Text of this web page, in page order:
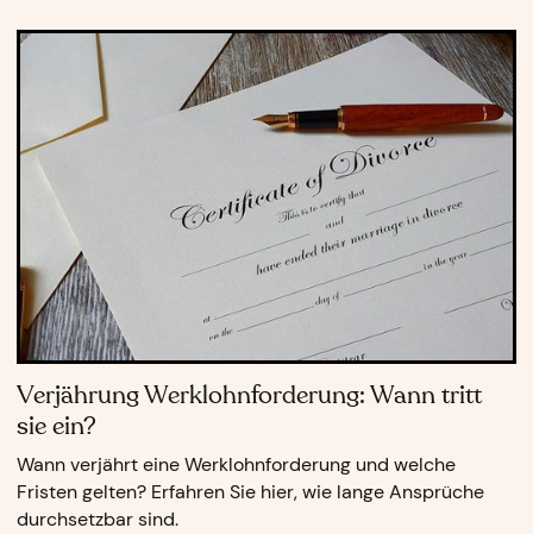
Verjährung Werklohnforderung: Wann tritt
sie ein?
Wann verjährt eine Werklohnforderung und welche
Fristen gelten? Erfahren Sie hier, wie lange Ansprüche
durchsetzbar sind.